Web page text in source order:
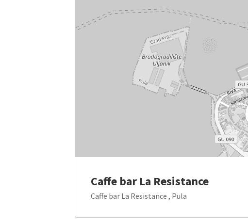
Caffe bar La Resistance
Caffe bar La Resistance , Pula